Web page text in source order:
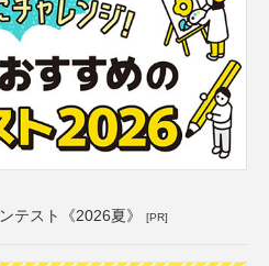
テスト《2026夏》 [PR]